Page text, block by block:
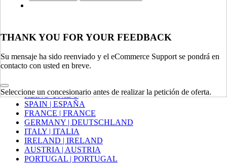
THANK YOU FOR YOUR FEEDBACK
Su mensaje ha sido reenviado y el eCommerce Support se pondrá en
contacto con usted en breve.
Seleccione un concesionario antes de realizar la petición de oferta.
Norteamérica
CANADA (English)
Mexico | México
REINO UNIDO
SPAIN | ESPAÑA
FRANCE | FRANCE
GERMANY | DEUTSCHLAND
ITALY | ITALIA
IRELAND | IRELAND
AUSTRIA | AUSTRIA
PORTUGAL | PORTUGAL